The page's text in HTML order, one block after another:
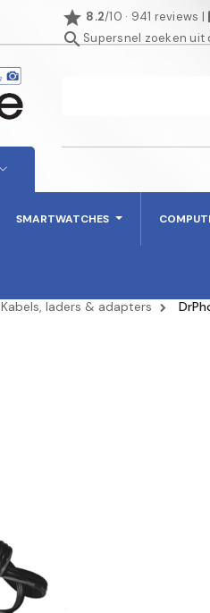
star 8.2/10 · 941 reviews |
searchSupersnel zoeken
SMARTWATCHES
Kabels, laders & adapters